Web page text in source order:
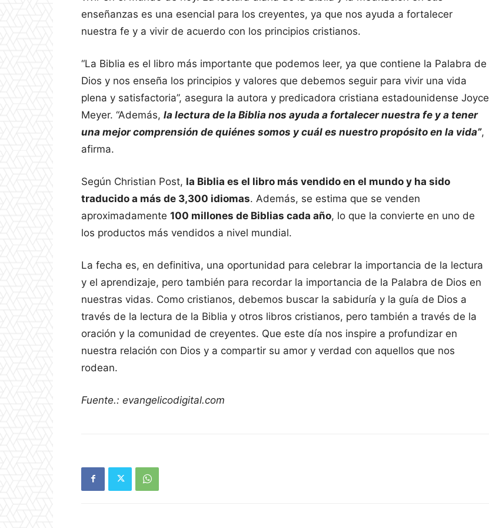
enseñanzas es una esencial para los creyentes, ya que nos ayuda a fortalecer
nuestra fe y a vivir de acuerdo con los principios cristianos.
“La Biblia es el libro más importante que podemos leer, ya que contiene la Palabra de
Dios y nos enseña los principios y valores que debemos seguir para vivir una vida
plena y satisfactoria”, asegura la autora y predicadora cristiana estadounidense Joyce
Meyer. “Además, la lectura de la Biblia nos ayuda a fortalecer nuestra fe y a tener
una mejor comprensión de quiénes somos y cuál es nuestro propósito en la vida”,
afirma.
Según Christian Post, la Biblia es el libro más vendido en el mundo y ha sido
traducido a más de 3,300 idiomas. Además, se estima que se venden
aproximadamente 100 millones de Biblias cada año, lo que la convierte en uno de
los productos más vendidos a nivel mundial.
La fecha es, en definitiva, una oportunidad para celebrar la importancia de la lectura
y el aprendizaje, pero también para recordar la importancia de la Palabra de Dios en
nuestras vidas. Como cristianos, debemos buscar la sabiduría y la guía de Dios a
través de la lectura de la Biblia y otros libros cristianos, pero también a través de la
oración y la comunidad de creyentes. Que este día nos inspire a profundizar en
nuestra relación con Dios y a compartir su amor y verdad con aquellos que nos
rodean.
Fuente.: evangelicodigital.com